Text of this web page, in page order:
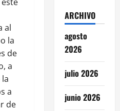
al
la
de
a
a
de
ARCHIVO
agosto
2026
julio 2026
junio 2026